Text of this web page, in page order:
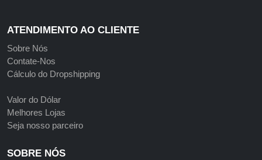
ATENDIMENTO AO CLIENTE
Sobre Nós
Contate-Nos
Cálculo do Dropshipping
Valor do Dólar
Melhores Lojas
Seja nosso parceiro
SOBRE NÓS